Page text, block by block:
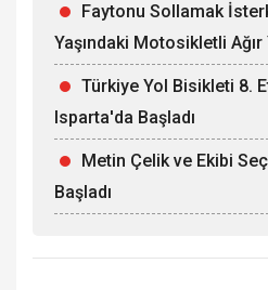
Faytonu Sollamak
Yaşındaki Motosikletli Ağır
Türkiye Yol Bisikleti 8.
Isparta'da Başladı
Metin Çelik ve Ekibi
Başladı